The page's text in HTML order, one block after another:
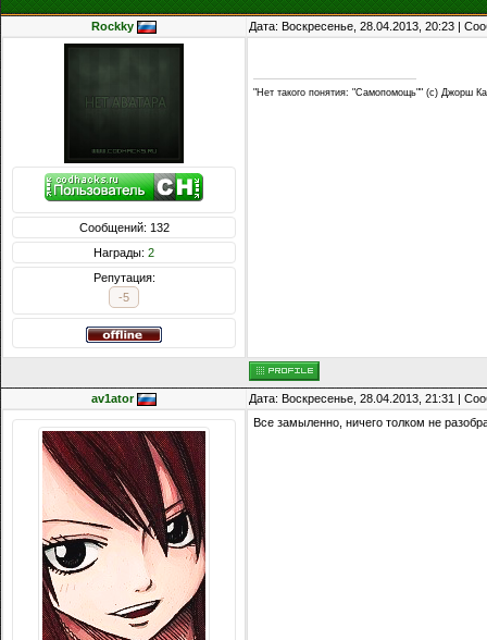
Rockky Дата: Воскресенье, 28.04.2013, 20:23 |
Сообщений: 132
Награды: 2
Репутация:
-5
"Нет такого понятия: "Самопомощь"" (c) Джорш
av1ator Дата: Воскресенье, 28.04.2013, 21:31 |
Все замыленно, ничего толком не